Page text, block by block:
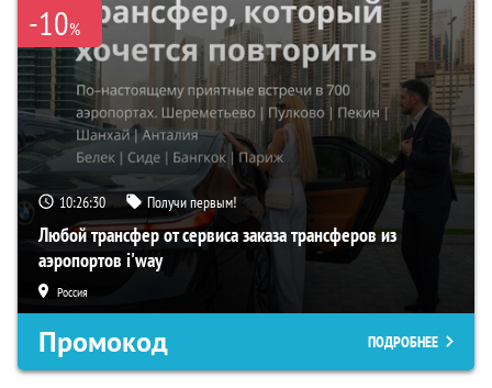
-10%
10:26:29 Получи первым!
Любой трансфер от сервиса заказа трансферов из
аэропортов i'way
Россия
Промокод ПОДРОБНЕЕ